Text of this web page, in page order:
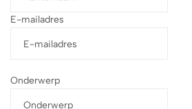
E-mailadres
Onderwerp